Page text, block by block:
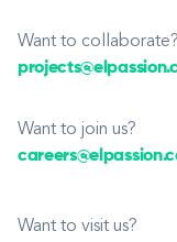
Want to collaborate?
Want to join us?
Want to visit us?